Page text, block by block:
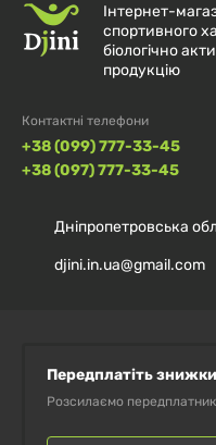
Інтернет-
спортивного
біологічно
продукцію
Контактні телефони
+38 (099) 777-33-45
+38 (097) 777-33-45
Дніпропетровська
djini.in.ua@gmail.com
Передплатіть
Розсилаємо